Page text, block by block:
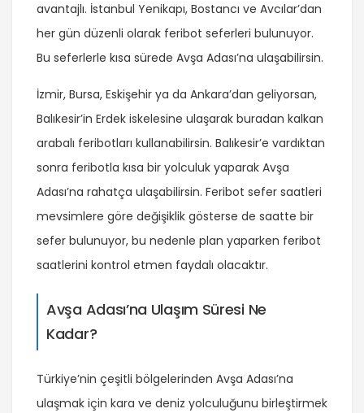
avantajlı. İstanbul Yenikapı, Bostancı ve Avcılar’dan
her gün düzenli olarak feribot seferleri bulunuyor.
Bu seferlerle kısa sürede Avşa Adası’na ulaşabilirsin.
İzmir, Bursa, Eskişehir ya da Ankara’dan geliyorsan,
Balıkesir’in Erdek iskelesine ulaşarak buradan kalkan
arabalı feribotları kullanabilirsin. Balıkesir’e vardıktan
sonra feribotla kısa bir yolculuk yaparak Avşa
Adası’na rahatça ulaşabilirsin. Feribot sefer saatleri
mevsimlere göre değişiklik gösterse de saatte bir
sefer bulunuyor, bu nedenle plan yaparken feribot
saatlerini kontrol etmen faydalı olacaktır.
Avşa Adası’na Ulaşım Süresi Ne
Kadar?
Türkiye’nin çeşitli bölgelerinden Avşa Adası’na
ulaşmak için kara ve deniz yolculuğunu birleştirmek